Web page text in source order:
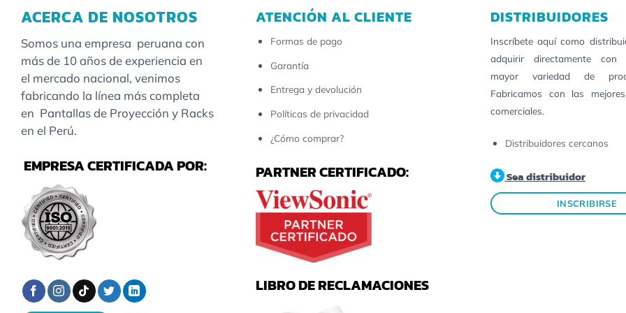
ACERCA DE NOSOTROS
Somos una empresa peruana con
más de 10 años de experiencia en
el mercado nacional, venimos
fabricando la línea más completa
en Pantallas de Proyección y Racks
en el Perú.
EMPRESA CERTIFICADA POR:
ATENCIÓN AL CLIENTE
Formas de pago
Garantía
Entrega y devolución
Políticas de privacidad
¿Cómo comprar?
PARTNER CERTIFICADO:
LIBRO DE RECLAMACIONES
DISTRIBUIDORES
Inscríbete aquí como
adquirir directamente con
mayor variedad de
Fabricamos con las
comerciales.
Distribuidores cercanos
Sea distribuidor
INSCRIBIRSE